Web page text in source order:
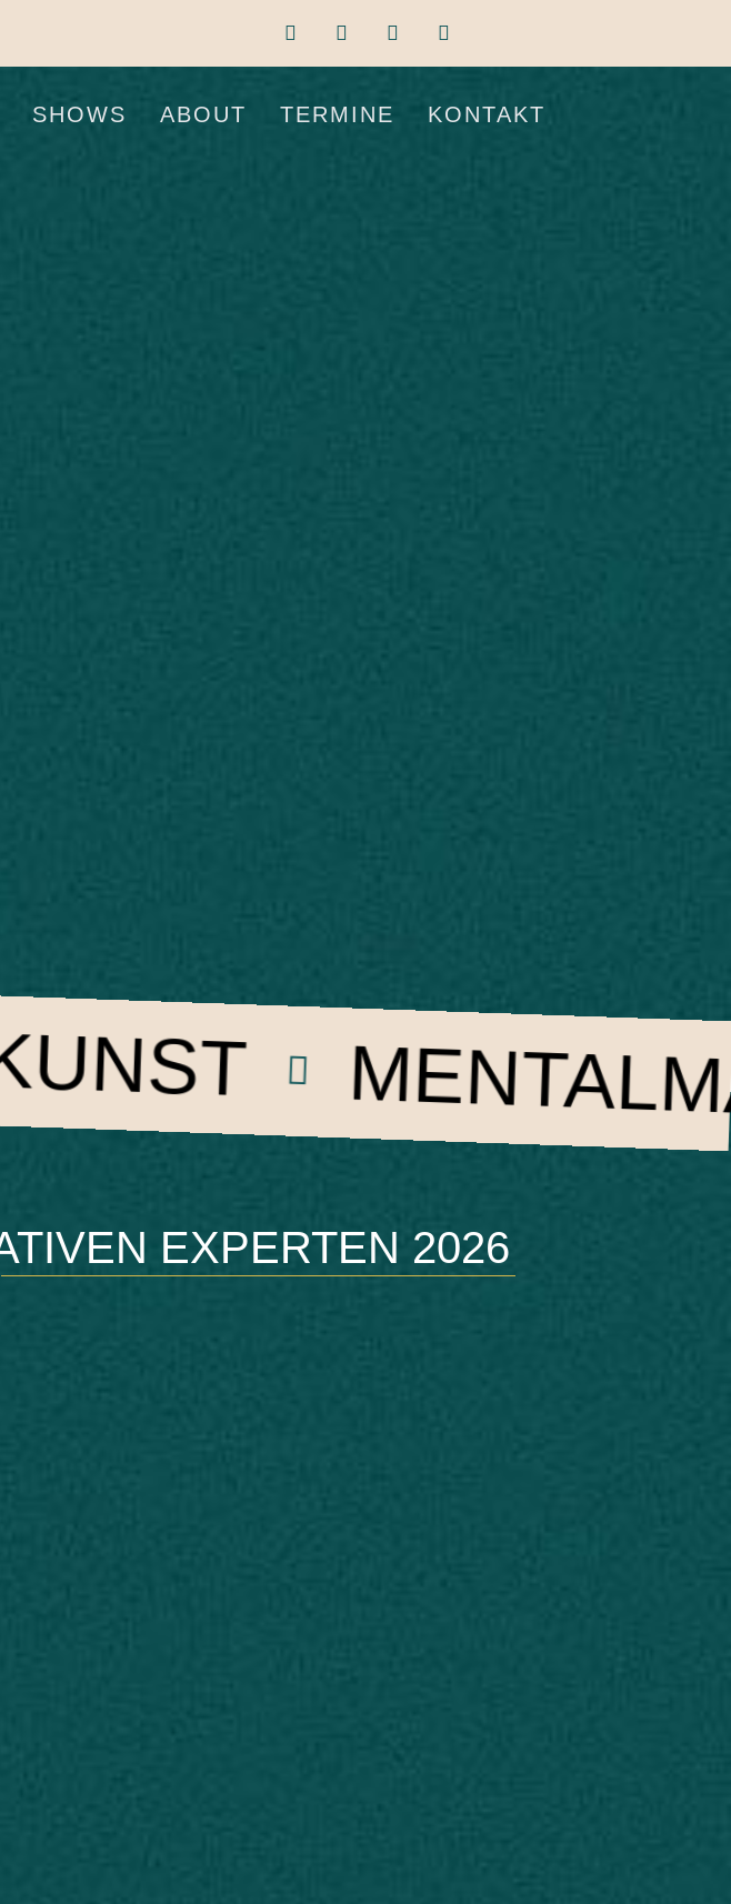
SHOWS ABOUT TERMINE KONTAKT
MENTALMAGIE
EXPERTEN 2026